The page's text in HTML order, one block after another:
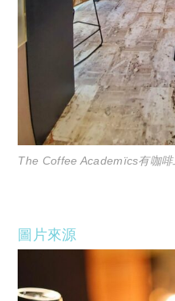
The Coffee Academïcs有咖
圖片來源